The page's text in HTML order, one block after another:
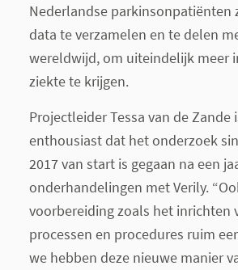
Nederlandse parkinsonpatiënten
data te verzamelen en te delen
wereldwijd, om uiteindelijk meer
ziekte te krijgen.
Projectleider Tessa van de Zande
enthousiast dat het onderzoek
2017 van start is gegaan na een
onderhandelingen met Verily.
voorbereiding zoals het inrichten
processen en procedures ruim
we hebben deze nieuwe manier